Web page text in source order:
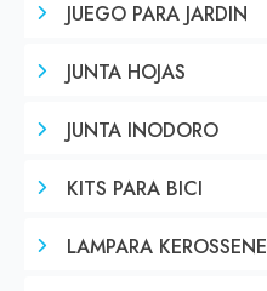
JUEGO PARA JARDIN
JUNTA HOJAS
JUNTA INODORO
KITS PARA BICI
LAMPARA KEROSSENE